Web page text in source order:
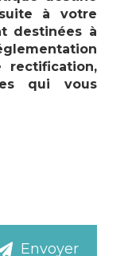
à votre
destinées à
rectification,
qui vous